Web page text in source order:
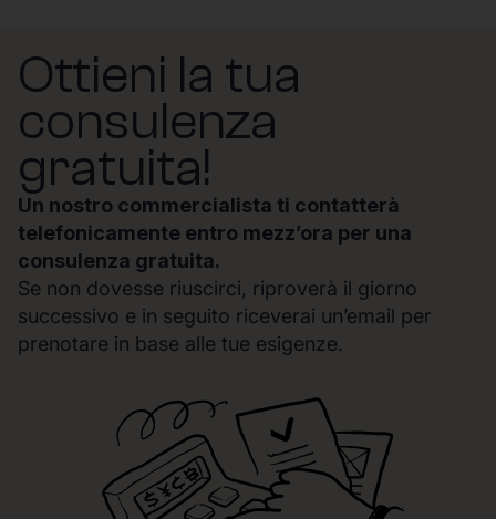
Ottieni la tua
consulenza
gratuita!
Un nostro commercialista ti contatterà
telefonicamente entro mezz’ora per una
consulenza gratuita.
Se non dovesse riuscirci, riproverà il giorno
successivo e in seguito riceverai un’email per
prenotare in base alle tue esigenze.